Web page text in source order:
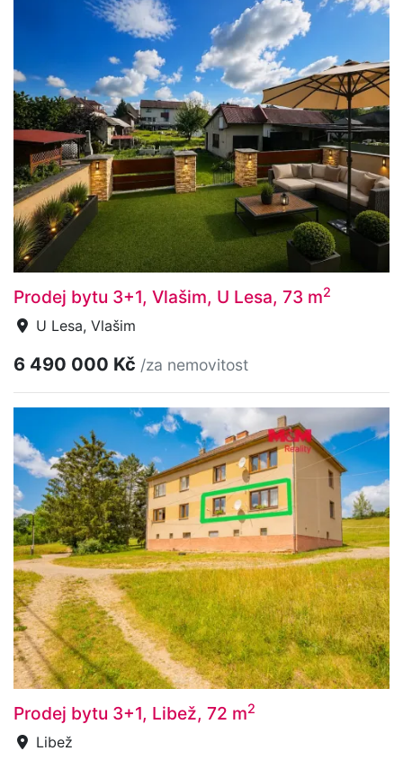
Prodej bytu 3+1, Vlašim, U Lesa, 73 m2
U Lesa, Vlašim
6 490 000 Kč /za nemovitost
Prodej bytu 3+1, Libež, 72 m2
Libež